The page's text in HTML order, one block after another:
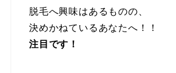
脱毛へ興味はあるものの、
決めかねているあなたへ！！
注目です！